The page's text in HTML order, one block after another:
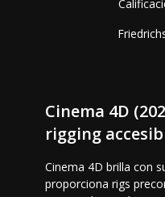
Cinema 4D
rigging
Cinema 4D brilla con
proporciona rigs